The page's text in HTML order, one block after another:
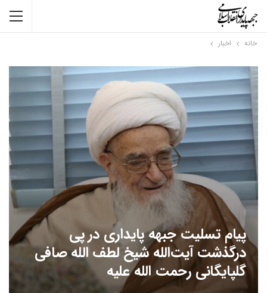
خانه اخبار
پیام تسلیت جبهه پایداری در پی
درگذشت آیت‌الله شیخ لطف الله صافی
گلپایگانی رحمت الله علیه